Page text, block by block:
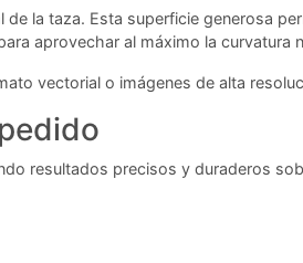
de la taza. Esta superficie generosa
aprovechar al máximo la curvatura
vectorial o imágenes de alta
resultados precisos y duraderos